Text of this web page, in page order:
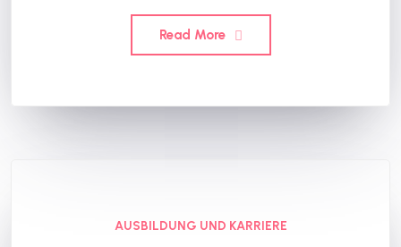
Read More
AUSBILDUNG UND KARRIERE